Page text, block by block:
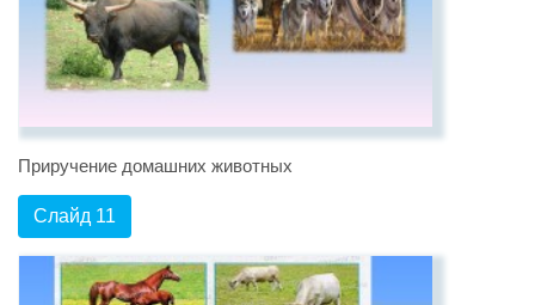
Приручение домашних животных
Слайд 11